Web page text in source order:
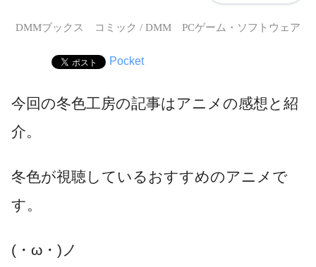
DMMブックス コミック / DMM PCゲーム・ソフトウェア
Pocket
今回の冬色工房の記事はアニメの感想と紹
介。
冬色が視聴しているおすすめのアニメで
す。
(・ω・)ノ